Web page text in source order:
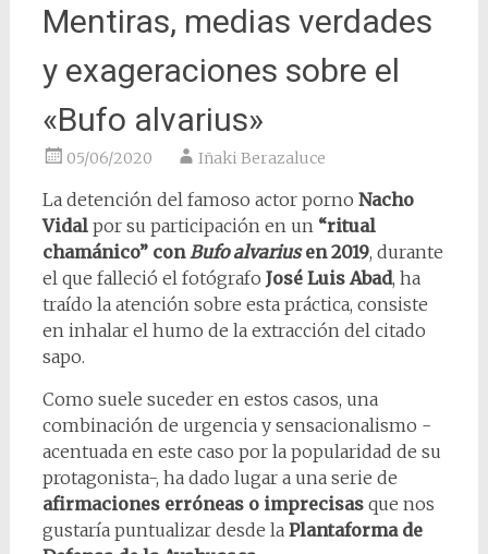
Mentiras, medias verdades
y exageraciones sobre el
«Bufo alvarius»
05/06/2020 Iñaki Berazaluce
La detención del famoso actor porno Nacho
Vidalpor su participación en un “ritual
chamánico” conBufo alvariusen 2019, durante
el que falleció el fotógrafo José Luis Abad, ha
traído la atención sobre esta práctica, consiste
en inhalar el humo de la extracción del citado
sapo.
Como suele suceder en estos casos, una
combinación de urgencia y sensacionalismo -
acentuada en este caso por la popularidad de su
protagonista-, ha dado lugar a una serie de
afirmaciones erróneas o imprecisasque nos
gustaría puntualizar desde la Plantaforma de